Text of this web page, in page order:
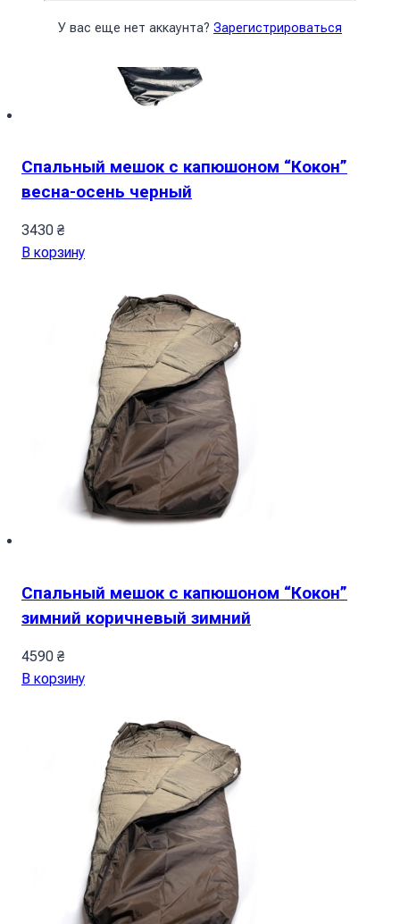
Спальный мешок с капюшоном “Кокон”
весна-осень черный
3430 ₴
В корзину
Спальный мешок с капюшоном “Кокон”
зимний коричневый зимний
4590 ₴
В корзину
У вас еще нет аккаунта? Зарегистрироваться